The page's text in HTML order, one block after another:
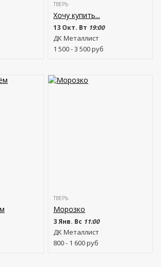
ТВЕРЬ
Хочу купить...
13 Окт. Вт 19:00
ДК Металлист
1 500 - 3 500руб
ТВЕРЬ
Морозко
3 Янв. Вс 11:00
ДК Металлист
800 - 1 600руб